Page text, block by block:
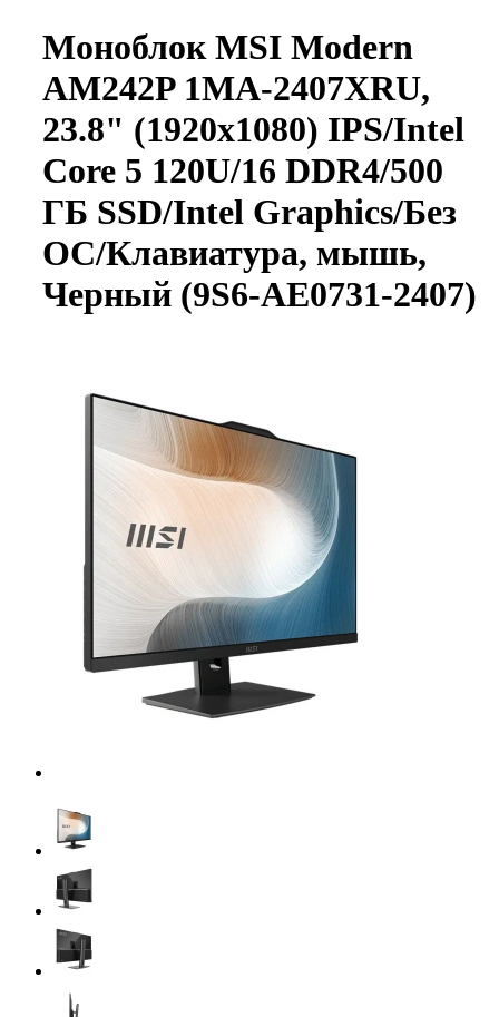
Моноблок MSI Modern
AM242P 1MA-2407XRU,
23.8" (1920x1080) IPS/Intel
Core 5 120U/16 DDR4/500
ГБ SSD/Intel Graphics/Без
ОС/Клавиатура, мышь,
Черный (9S6-AE0731-2407)